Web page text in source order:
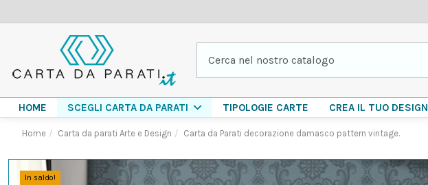
HOME SCEGLI CARTA DA PARATI TIPOLOGIE CARTE CREA IL TUO DESIGN
Home Carta da parati Arte e Design Carta da Parati decorazione damasco pattern vintage.
In saldo!